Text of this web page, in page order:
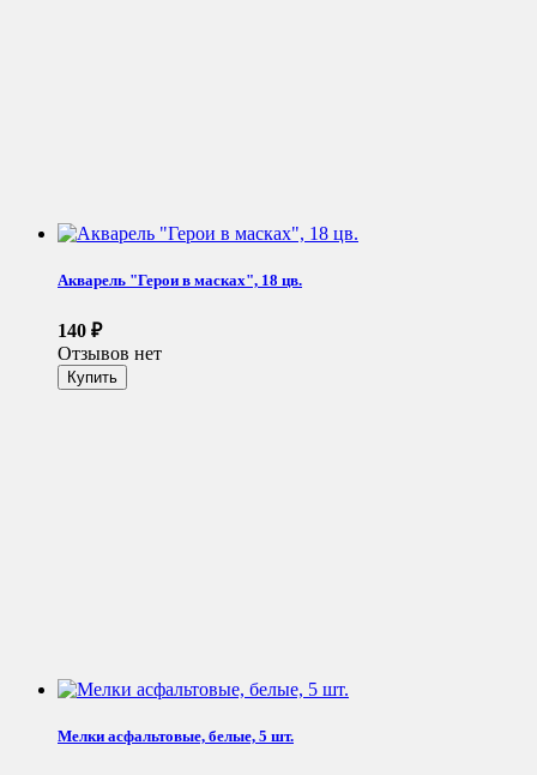
Акварель "Герои в масках", 18 цв.
140 ₽
Отзывов нет
Мелки асфальтовые, белые, 5 шт.